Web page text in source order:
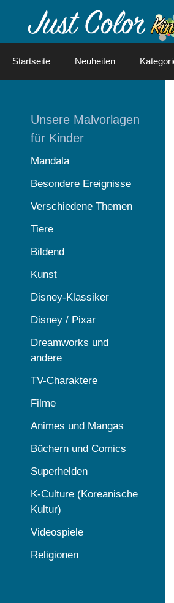
Startseite Neuheiten
Unsere Malvorlagen
für Kinder
Mandala
Besondere Ereignisse
Verschiedene Themen
Tiere
Bildend
Kunst
Disney-Klassiker
Disney / Pixar
Dreamworks und
andere
TV-Charaktere
Filme
Animes und Mangas
Büchern und Comics
Superhelden
K-Culture (Koreanische
Kultur)
Videospiele
Religionen